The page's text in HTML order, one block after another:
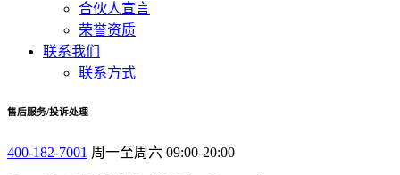
合伙人宣言
荣誉资质
联系我们
联系方式
售后服务/投诉处理
400-182-7001 周一至周六 09:00-20:00